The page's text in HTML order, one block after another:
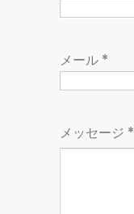
メール *
メッセージ *